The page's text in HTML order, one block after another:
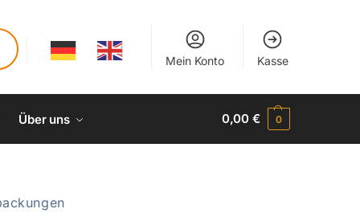
Mein Konto Kasse
Über uns 0,00€ 0